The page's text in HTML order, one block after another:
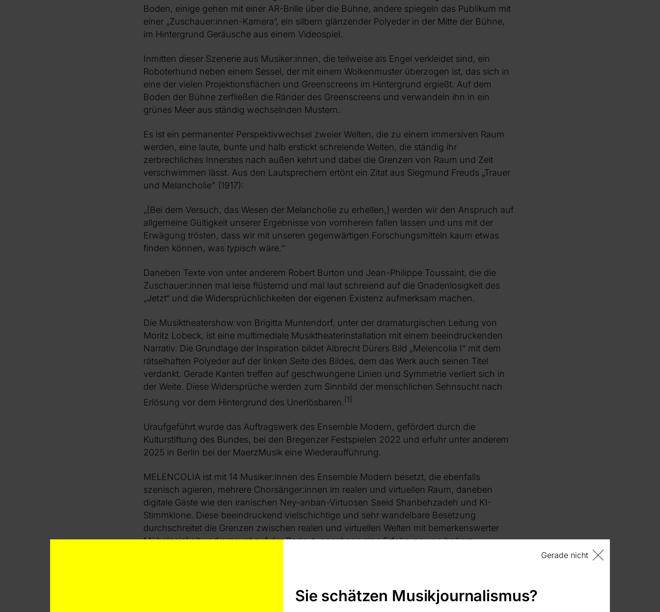
Boden, einige gehen mit einer AR-Brille über die Bühne, andere spiegeln das Publikum mit
einer „Zuschauer:innen-Kamera“, ein silbern glänzender Polyeder in der Mitte der Bühne,
im Hintergrund Geräusche aus einem Videospiel.
Inmitten dieser Szenerie aus Musiker:innen, die teilweise als Engel verkleidet sind, ein
Roboterhund neben einem Sessel, der mit einem Wolkenmuster überzogen ist, das sich in
eine der vielen Projektionsflächen und Greenscreens im Hintergrund ergießt. Auf dem
Boden der Bühne zerfließen die Ränder des Greenscreens und verwandeln ihn in ein
grünes Meer aus ständig wechselnden Mustern.
Es ist ein permanenter Perspektivwechsel zweier Welten, die zu einem immersiven Raum
werden, eine laute, bunte und halb erstickt schreiende Welten, die ständig ihr
zerbrechliches Innerstes nach außen kehrt und dabei die Grenzen von Raum und Zeit
verschwimmen lässt. Aus den Lautsprechern ertönt ein Zitat aus Siegmund Freuds „Trauer
und Melancholie" (1917):
„[Bei dem Versuch, das Wesen der Melancholie zu erhellen,] werden wir den Anspruch auf
allgemeine Gültigkeit unserer Ergebnisse von vornherein fallen lassen und uns mit der
Erwägung trösten, dass wir mit unseren gegenwärtigen Forschungsmitteln kaum etwas
finden können, was typisch wäre.“
Daneben Texte von unter anderem Robert Burton und Jean-Philippe Toussaint, die die
Zuschauer:innen mal leise flüsternd und mal laut schreiend auf die Gnadenlosigkeit des
„Jetzt“ und die Widersprüchlichkeiten der eigenen Existenz aufmerksam machen.
Die Musiktheatershow von Brigitta Muntendorf, unter der dramaturgischen Leitung von
Moritz Lobeck, ist eine multimediale Musiktheaterinstallation mit einem beeindruckenden
Narrativ. Die Grundlage der Inspiration bildet Albrecht Dürers Bild „Melencolia I“ mit dem
rätselhaften Polyeder auf der linken Seite des Bildes, dem das Werk auch seinen Titel
verdankt. Gerade Kanten treffen auf geschwungene Linien und Symmetrie verliert sich in
der Weite. Diese Widersprüche werden zum Sinnbild der menschlichen Sehnsucht nach
Erlösung vor dem Hintergrund des Unerlösbaren. [1]
Uraufgeführt wurde das Auftragswerk des Ensemble Modern, gefördert durch die
Kulturstiftung des Bundes, bei den Bregenzer Festspielen 2022 und erfuhr unter anderem
2025 in Berlin bei der MaerzMusik eine Wiederaufführung.
MELENCOLIA ist mit 14 Musiker:innen des Ensemble Modern besetzt, die ebenfalls
szenisch agieren, mehrere Chorsänger:innen im realen und virtuellen Raum, daneben
digitale Gäste wie den iranischen Ney-anban-Virtuosen Saeid Shanbehzadeh und KI-
Stimmklone. Diese beeindruckend vielschichtige und sehr wandelbare Besetzung
durchschreitet die Grenzen zwischen realen und virtuellen Welten mit bemerkenswerter
Mühelosigkeit und erzeugt auf der Bedeutungsebene eine Erfahrung von hohem
Ergänzt wird die Theatershow durch eine Vinylfassung. Dieses „postdigitale Medley“[2]
erweitert das Werk – bestehend beispielsweise aus Audiomaterial aus den Shows – um die
Gerade nicht
Sie schätzen Musikjournalismus?